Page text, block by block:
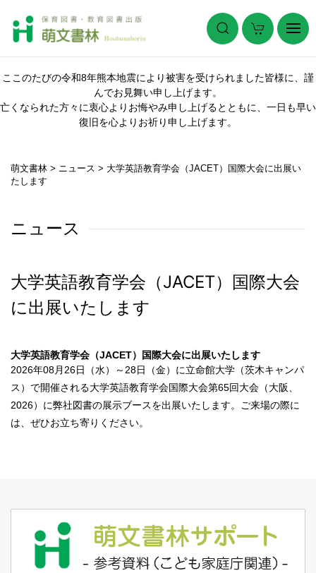
ここのたびの令和8年熊本地震により被害を受けられました皆様に、謹
んでお見舞い申し上げます。
亡くなられた方々に衷心よりお悔やみ申し上げるとともに、一日も早い
復旧を心よりお祈り申し上げます。
萌文書林 > ニュース > 大学英語教育学会（JACET）国際大会に出展い
たします
ニュース
大学英語教育学会（JACET）国際大会
に出展いたします
大学英語教育学会（JACET）国際大会に出展いたします
2026年08月26日（水）～28日（金）に立命館大学（茨木キャンパ
ス）で開催される大学英語教育学会国際大会第65回大会（大阪、
2026）に弊社図書の展示ブースを出展いたします。ご来場の際に
は、ぜひお立ち寄りください。